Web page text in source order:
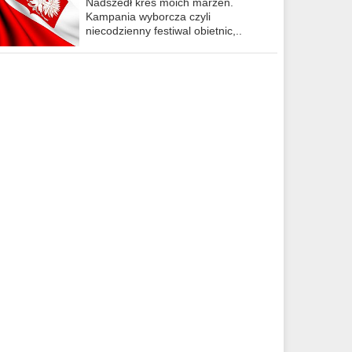
Kampania wyborcza czyli
niecodzienny festiwal obietnic,..